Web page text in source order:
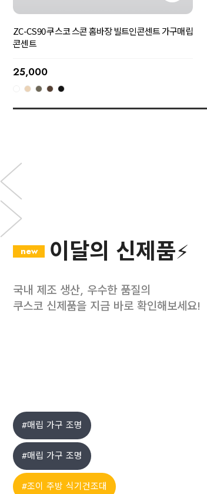
ZC-CS90 쿠스코 스콘 홈바장 빌트인콘센트 가구매립
콘센트
25,000
new 이달의 신제품⚡
국내 제조 생산, 우수한 품질의
쿠스코 신제품을 지금 바로 확인해보세요!
(1mm단위 맞춤제작)
#매립 가구 조명
#매립 가구 조명
#조이 주방 식기건조대